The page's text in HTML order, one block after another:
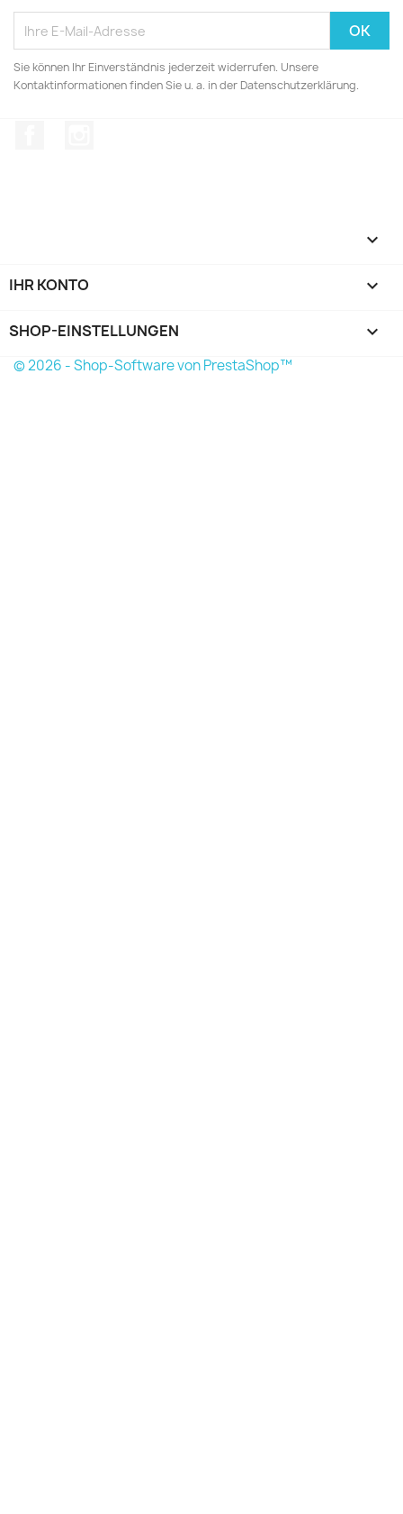
Sie können Ihr Einverständnis jederzeit widerrufen. Unsere
Kontaktinformationen finden Sie u. a. in der Datenschutzerklärung.

IHR KONTO 
SHOP-EINSTELLUNGEN keyboard_arrow_down
© 2026 - Shop-Software von PrestaShop™